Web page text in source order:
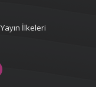
Yayın İlkeleri